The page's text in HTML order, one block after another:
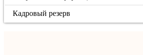
Кадровый резерв